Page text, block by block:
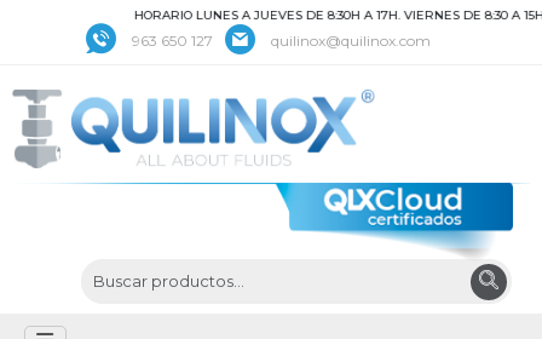
HORARIO LUNES A JUEVES DE 8:30H A 17H. VIERNES DE 8:30 A 15H
963 650 127 quilinox@quilinox.com